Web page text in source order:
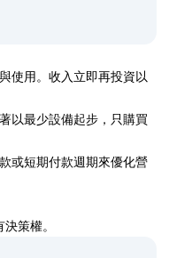
使用。收入立即再投資以
以最少設備起步，只購買
或短期付款週期來優化營
策權。